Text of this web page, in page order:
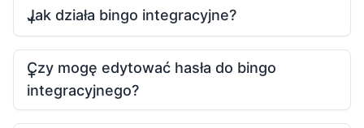
Jak działa bingo integracyjne?
Czy mogę edytować hasła do bingo
integracyjnego?